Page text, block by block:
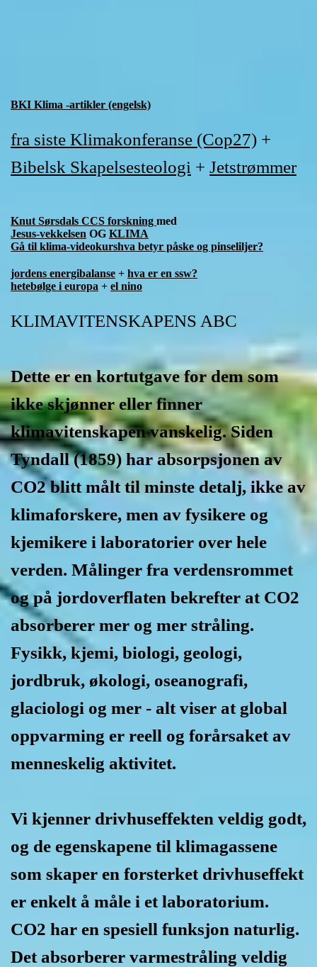
BKI Klima -artikler (engelsk)
fra siste Klimakonferanse (Cop27) +
Bibelsk Skapelsesteologi + Jetstrømmer
Knut Sørsdals CCS forskning med
Jesus-vekkelsen OG KLIMA
Gå til klima-videokurshva betyr påske og pinseliljer?
jordens energibalanse + hva er en ssw?
hetebølge i europa + el nino
KLIMAVITENSKAPENS ABC
Dette er en kortutgave for dem som
ikke skjønner eller finner
klimavitenskapen vanskelig. Siden
Tyndall (1859) har absorpsjonen av
CO2 blitt målt til minste detalj, ikke av
klimaforskere, men av fysikere og
kjemikere i laboratorier over hele
verden. Målinger fra verdensrommet
og på jordoverflaten bekrefter at CO2
absorberer mer og mer stråling.
Fysikk, kjemi, biologi, geologi,
jordbruk, økologi, oseanografi,
glaciologi og mer - alt viser at global
oppvarming er reell og forårsaket av
menneskelig aktivitet.
Vi kjenner drivhuseffekten veldig godt,
og de egenskapene til klimagassene
som skaper en forsterket drivhuseffekt
er enkelt å måle i et laboratorium.
CO2 har en spesiell funksjon naturlig.
Det absorberer varmestråling veldig